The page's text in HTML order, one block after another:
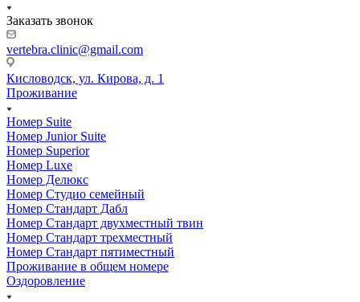
Заказать звонок
vertebra.clinic@gmail.com
Кисловодск, ул. Кирова, д. 1
Проживание
Номер Suite
Номер Junior Suite
Номер Superior
Номер Luxe
Номер Делюкс
Номер Студио семейный
Номер Стандарт Дабл
Номер Стандарт двухместный твин
Номер Стандарт трехместный
Номер Стандарт пятиместный
Проживание в общем номере
Оздоровление